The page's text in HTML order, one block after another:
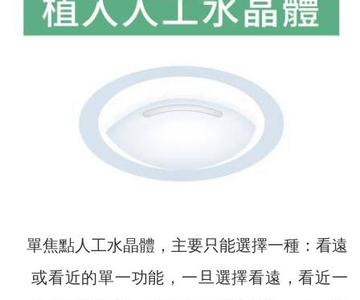
單焦點人工水晶體，主要只能選擇一種：看遠
或看近的單一功能，一旦選擇看遠，看近一